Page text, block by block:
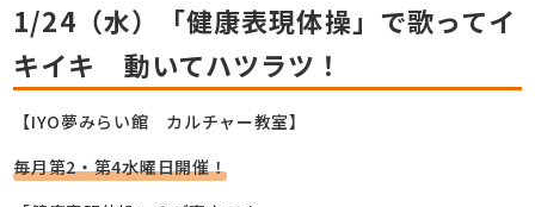
1/24（水）「健康表現体操」で歌ってイ
キイキ 動いてハツラツ！
【IYO夢みらい館 カルチャー教室】
毎月第2・第4水曜日開催！